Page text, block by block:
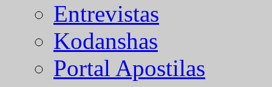
Entrevistas
Kodanshas
Portal Apostilas